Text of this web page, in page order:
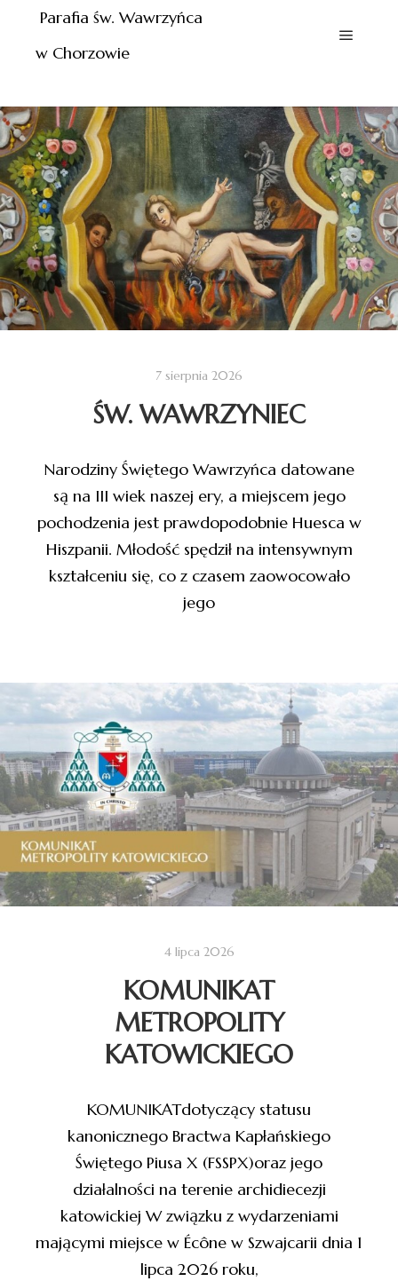
Parafia św. Wawrzyńca
w Chorzowie
7 sierpnia 2026
ŚW. WAWRZYNIEC
Narodziny Świętego Wawrzyńca datowane
są na III wiek naszej ery, a miejscem jego
pochodzenia jest prawdopodobnie Huesca w
Hiszpanii. Młodość spędził na intensywnym
kształceniu się, co z czasem zaowocowało
jego
4 lipca 2026
KOMUNIKAT
METROPOLITY
KATOWICKIEGO
KOMUNIKATdotyczący statusu
kanonicznego Bractwa Kapłańskiego
Świętego Piusa X (FSSPX)oraz jego
działalności na terenie archidiecezji
katowickiej W związku z wydarzeniami
mającymi miejsce w Écône w Szwajcarii dnia 1
lipca 2026 roku,